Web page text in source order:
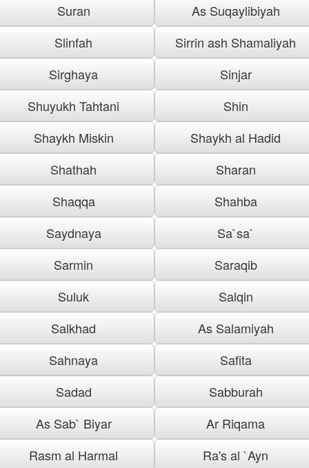
Suran
As Suqaylibiyah
Slinfah
Sirrin ash Shamaliyah
Sirghaya
Sinjar
Shuyukh Tahtani
Shin
Shaykh Miskin
Shaykh al Hadid
Shathah
Sharan
Shaqqa
Shahba
Saydnaya
Sa`sa`
Sarmin
Saraqib
Suluk
Salqin
Salkhad
As Salamiyah
Sahnaya
Safita
Sadad
Sabburah
As Sab` Biyar
Ar Riqama
Rasm al Harmal
Ra's al `Ayn